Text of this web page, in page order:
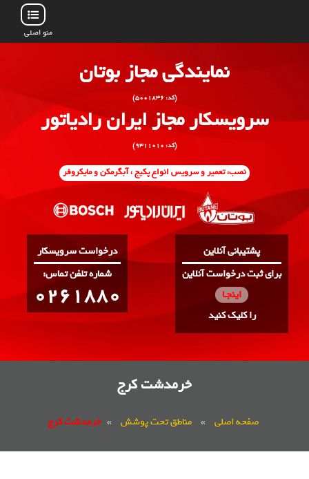
منو اصلی
نمایندگی مجاز بوتان
(کد: ۵۰۰۱۸۳۶)
سرویسکار مجاز ایران رادیاتور
(کد: ۹۳۱۱۰۱۰)
نصب، تعمیر و سرویس انواع پکیج ، آبگرمکن و مایکروفر
پشتیبانی آنلاین
برای ثبت درخواست آنلاین
اینجـا
را کلیک کنید
درخواست سرویسکار
:شماره تلفن تماس
0261880
خرمدشت کرج
صفحه اصلی » مناطق تحت پوشش » خرمدشت کرج